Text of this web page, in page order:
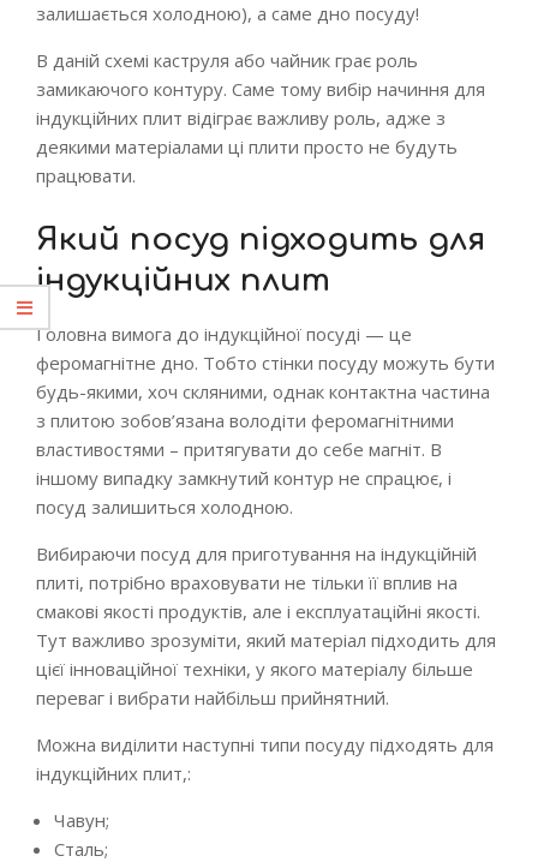
залишається холодною), а саме дно посуду!
В даній схемі каструля або чайник грає роль
замикаючого контуру. Саме тому вибір начиння для
індукційних плит відіграє важливу роль, адже з
деякими матеріалами ці плити просто не будуть
працювати.
Який посуд підходить для
індукційних плит
Головна вимога до індукційної посуді — це
феромагнітне дно. Тобто стінки посуду можуть бути
будь-якими, хоч скляними, однак контактна частина
з плитою зобов’язана володіти феромагнітними
властивостями – притягувати до себе магніт. В
іншому випадку замкнутий контур не спрацює, і
посуд залишиться холодною.
Вибираючи посуд для приготування на індукційній
плиті, потрібно враховувати не тільки її вплив на
смакові якості продуктів, але і експлуатаційні якості.
Тут важливо зрозуміти, який матеріал підходить для
цієї інноваційної техніки, у якого матеріалу більше
переваг і вибрати найбільш прийнятний.
Можна виділити наступні типи посуду підходять для
індукційних плит,:
Чавун;
Сталь;